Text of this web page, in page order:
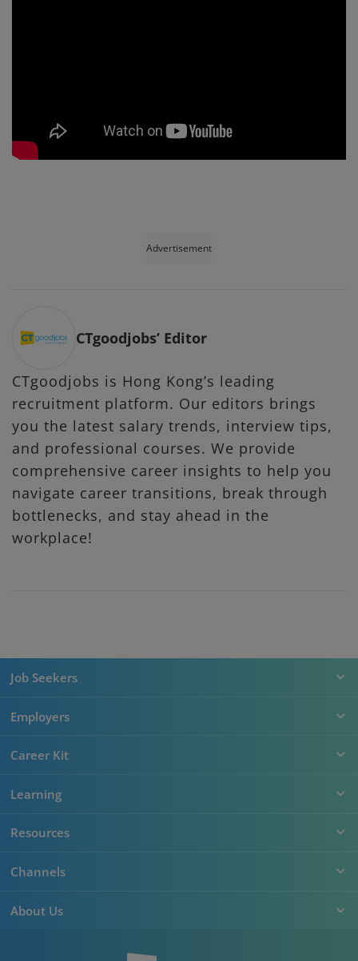
Advertisement
CTgoodjobs’ Editor
CTgoodjobs is Hong Kong’s leading
recruitment platform. Our editors brings
you the latest salary trends, interview tips,
and professional courses. We provide
comprehensive career insights to help you
navigate career transitions, break through
bottlenecks, and stay ahead in the
workplace!
Job Seekers
Employers
Career Kit
Learning
Resources
Channels
About Us